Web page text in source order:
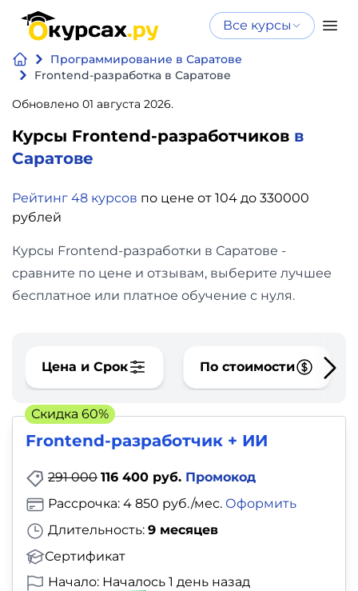
Все курсы
Программирование в Саратове
Frontend-разработка в Саратове
Обновлено 01 августа 2026.
Курсы Frontend-разработчиков в
Саратове
Рейтинг 48 курсов по цене от 104 до 330000
рублей
Курсы Frontend-разработки в Саратове -
сравните по цене и отзывам, выберите лучшее
бесплатное или платное обучение с нуля.
Цена и Срок По стоимости
Frontend-разработчик + ИИ
291 000 116 400 руб. Промокод
Длительность: 9 месяцев
Сертификат
Рассрочка: 4 850 руб./мес. Оформить
Начало: Началось 1 день назад
Скидка 60%
Нейросеть
и ИИ
Программирование
Бизнес
финансы
Дизайн
Аналитика
фото,
аудио
Маркетинг
Иностранный
язык
Для
детей
Нейросеть и ИИ
интеллекту